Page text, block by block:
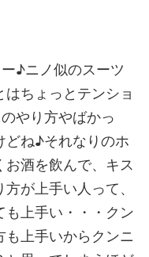
♪ニノ似のスーツ
ちょっとテンショ
やり方やばかっ
どね♪それなりのホ
酒を飲んで、キス
が上手い人って、
上手い・・・クン
上手いからクンニ